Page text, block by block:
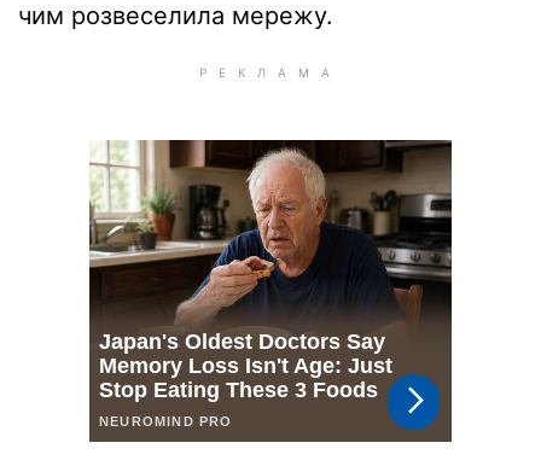
чим розвеселила мережу.